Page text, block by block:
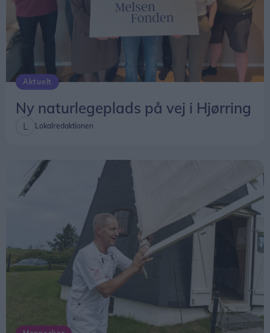
Aktuelt
Ny naturlegeplads på vej i Hjørring
Lokalredaktionen